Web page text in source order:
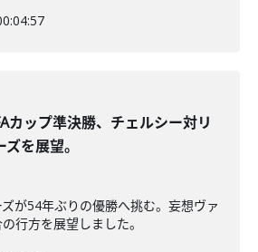
カップ準決勝、チェルシー対リ
ズを展望。
が54年ぶりの優勝へ挑む。妄想ヴァ
行方を展望しました。